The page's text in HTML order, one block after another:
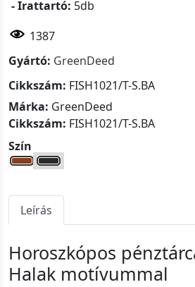
- Irattartó: 5db
1387
Gyártó: GreenDeed
Cikkszám: FISH1021/T-S.BA
Márka: GreenDeed
Cikkszám: FISH1021/T-S.BA
Szín
Leírás
Horoszkópos
Halak motívummal